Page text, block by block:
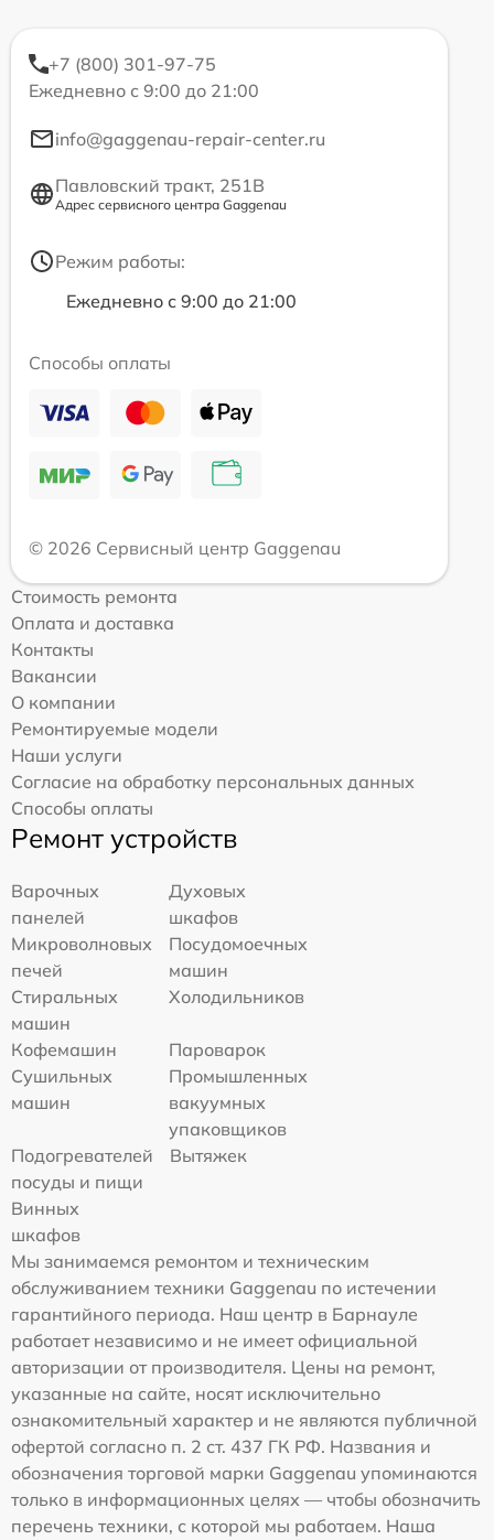
+7 (800) 301-97-75
Ежедневно с 9:00 до 21:00
info@gaggenau-repair-center.ru
Павловский тракт, 251В
Адрес сервисного центра Gaggenau
Режим работы:
Ежедневно с 9:00 до 21:00
Способы оплаты
© 2026 Сервисный центр Gaggenau
Стоимость ремонта
Оплата и доставка
Контакты
Вакансии
О компании
Ремонтируемые модели
Наши услуги
Согласие на обработку персональных данных
Способы оплаты
Ремонт устройств
Варочных
панелей
Духовых
шкафов
Микроволновых
печей
Посудомоечных
машин
Стиральных
машин
Холодильников
Кофемашин
Пароварок
Сушильных
машин
Промышленных
вакуумных
упаковщиков
Подогревателей
посуды и пищи
Вытяжек
Винных
шкафов
Мы занимаемся ремонтом и техническим
обслуживанием техники Gaggenau по истечении
гарантийного периода. Наш центр в Барнауле
работает независимо и не имеет официальной
авторизации от производителя. Цены на ремонт,
указанные на сайте, носят исключительно
ознакомительный характер и не являются публичной
офертой согласно п. 2 ст. 437 ГК РФ. Названия и
обозначения торговой марки Gaggenau упоминаются
только в информационных целях — чтобы обозначить
перечень техники, с которой мы работаем. Наша